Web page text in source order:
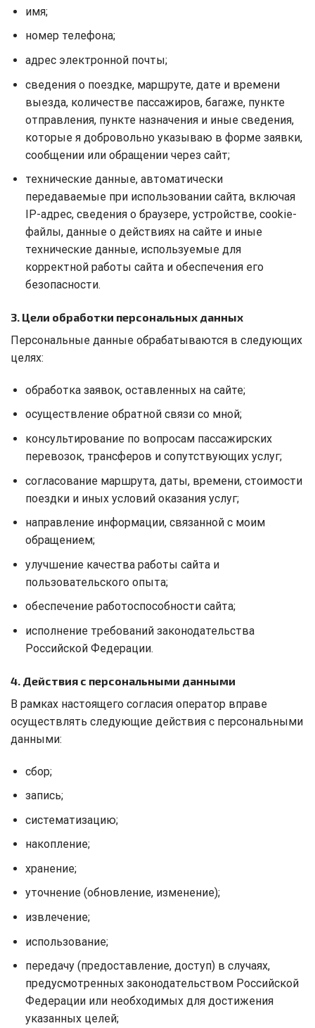
имя;
номер телефона;
адрес электронной почты;
сведения о поездке, маршруте, дате и времени
выезда, количестве пассажиров, багаже, пункте
отправления, пункте назначения и иные сведения,
которые я добровольно указываю в форме заявки,
сообщении или обращении через сайт;
технические данные, автоматически
передаваемые при использовании сайта, включая
IP-адрес, сведения о браузере, устройстве, cookie-
файлы, данные о действиях на сайте и иные
технические данные, используемые для
корректной работы сайта и обеспечения его
безопасности.
3. Цели обработки персональных данных
Персональные данные обрабатываются в следующих
целях:
обработка заявок, оставленных на сайте;
осуществление обратной связи со мной;
консультирование по вопросам пассажирских
перевозок, трансферов и сопутствующих услуг;
согласование маршрута, даты, времени, стоимости
поездки и иных условий оказания услуг;
направление информации, связанной с моим
обращением;
улучшение качества работы сайта и
пользовательского опыта;
обеспечение работоспособности сайта;
исполнение требований законодательства
Российской Федерации.
4. Действия с персональными данными
В рамках настоящего согласия оператор вправе
осуществлять следующие действия с персональными
данными:
сбор;
запись;
систематизацию;
накопление;
хранение;
уточнение (обновление, изменение);
извлечение;
использование;
передачу (предоставление, доступ) в случаях,
предусмотренных законодательством Российской
Федерации или необходимых для достижения
указанных целей;